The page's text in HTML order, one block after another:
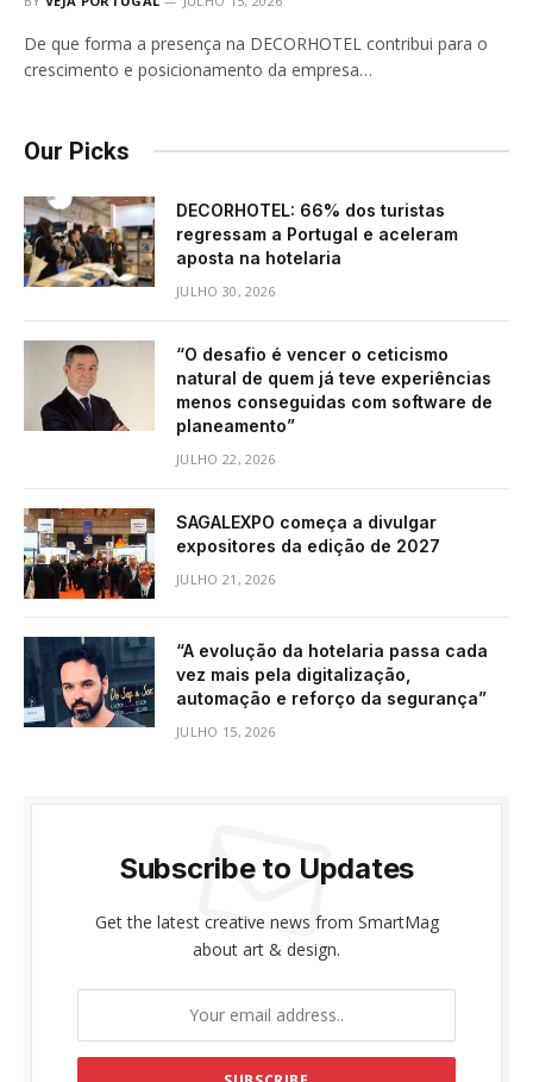
De que forma a presença na DECORHOTEL contribui para o
crescimento e posicionamento da empresa…
Our Picks
DECORHOTEL: 66% dos turistas
regressam a Portugal e aceleram
aposta na hotelaria
JULHO 30, 2026
“O desafio é vencer o ceticismo
natural de quem já teve experiências
menos conseguidas com software de
planeamento”
JULHO 22, 2026
SAGALEXPO começa a divulgar
expositores da edição de 2027
JULHO 21, 2026
“A evolução da hotelaria passa cada
vez mais pela digitalização,
automação e reforço da segurança”
JULHO 15, 2026
Subscribe to Updates
Get the latest creative news from SmartMag
about art & design.